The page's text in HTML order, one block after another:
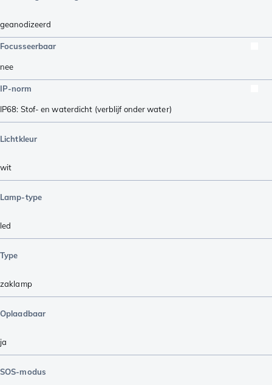
geanodizeerd
Focusseerbaar
nee
IP-norm
IP68: Stof- en waterdicht (verblijf onder water)
Lichtkleur
wit
Lamp-type
led
Type
zaklamp
Oplaadbaar
ja
SOS-modus